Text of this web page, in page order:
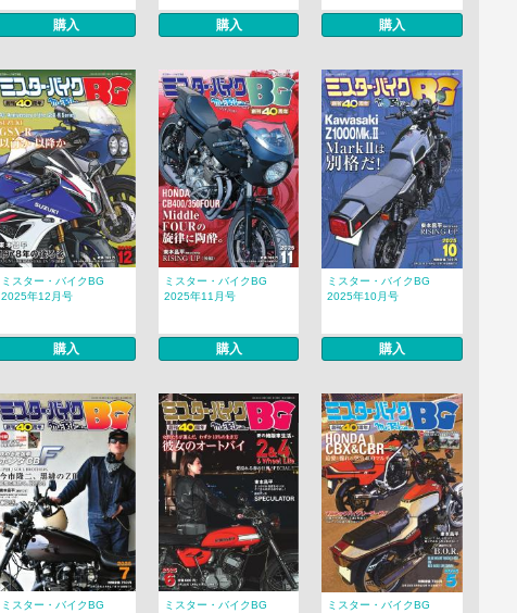
購入 購入 購入
ミスター・バイクBG
2025年12月号
購入
ミスター・バイクBG
2025年11月号
購入
ミスター・バイクBG
2025年10月号
購入
ミスター・バイクBG
ミスター・バイクBG
ミスター・バイクBG